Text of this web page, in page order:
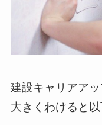
建設キャリアアッ
大きくわけると以